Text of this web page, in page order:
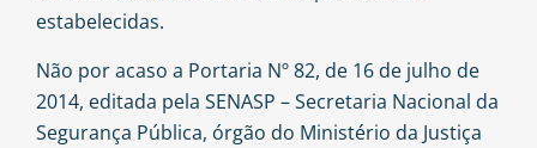
estabelecidas.
Não por acaso a Portaria Nº 82, de 16 de julho de
2014, editada pela SENASP – Secretaria Nacional da
Segurança Pública, órgão do Ministério da Justiça